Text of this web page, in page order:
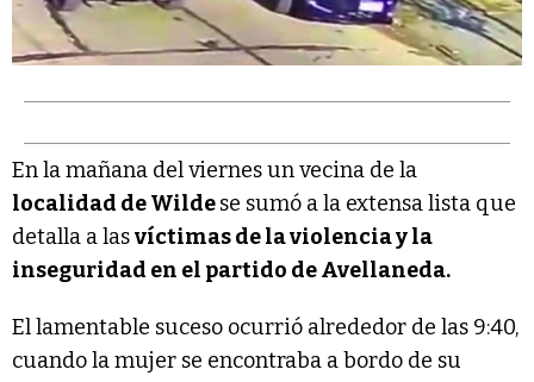
En la mañana del viernes un vecina de la
localidad de Wildese sumó a la extensa lista que
detalla a lasvíctimas de la violencia y la
inseguridad en el partido de Avellaneda.
El lamentable suceso ocurrió alrededor de las 9:40,
cuando la mujer se encontraba a bordo de su